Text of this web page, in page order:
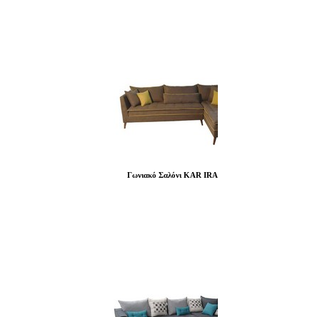
Γωνιακό Σαλόνι KAR IRA